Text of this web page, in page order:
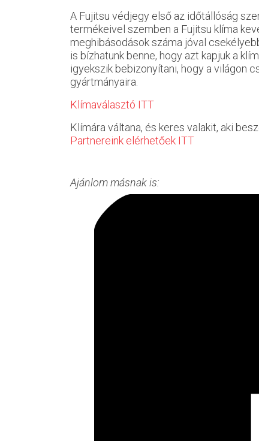
A Fujitsu védjegy első az időtállóság
termékeivel szemben a Fujitsu klíma
meghibásodások száma jóval
is bízhatunk benne, hogy azt kapjuk a
igyekszik bebizonyítani, hogy a világon
gyártmányaira.
Klímaválasztó ITT
Klímára váltana, és keres valakit, aki
Partnereink elérhetőek ITT
Ajánlom másnak is: